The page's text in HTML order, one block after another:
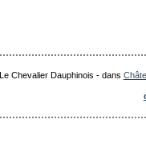
Chevalier Dauphinois -dans